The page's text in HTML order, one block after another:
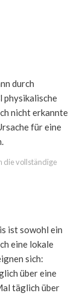
durch
physikalische
nicht erkannte
für eine
die vollständige
ist sowohl ein
eine lokale
sich:
über eine
täglich über